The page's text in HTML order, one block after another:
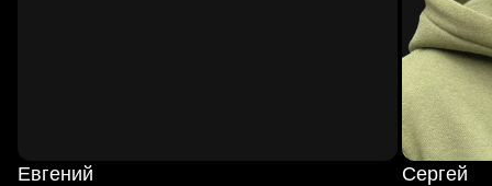
Евгений Сергей